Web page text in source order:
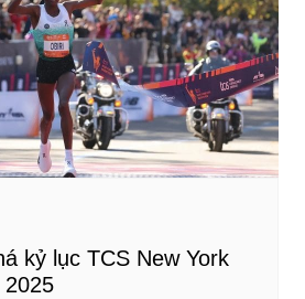
kỷ lục TCS New York
2025